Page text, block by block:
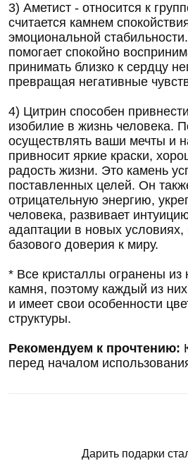
3) Аметист - относится к
считается камнем
эмоциональной
помогает спокойно
принимать близко к сердцу
превращая негативные
4) Цитрин способен
изобилие в жизнь человека.
осуществлять ваши мечты и
привносит яркие краски,
радость жизни. Это камень
поставленных целей. Он
отрицательную энергию,
человека, развивает
адаптации в новых условиях,
базового доверия к миру.
* Все кристаллы огранены из
камня, поэтому каждый из
и имеет свои особенности
структуры.
Рекомендуем к прочтению:
перед началом
Дарить подарки